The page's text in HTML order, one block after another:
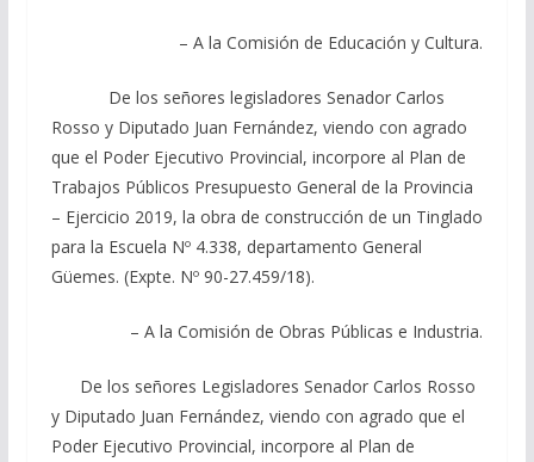
– A la Comisión de Educación y Cultura.
De los señores legisladores Senador Carlos
Rosso y Diputado Juan Fernández, viendo con agrado
que el Poder Ejecutivo Provincial, incorpore al Plan de
Trabajos Públicos Presupuesto General de la Provincia
– Ejercicio 2019, la obra de construcción de un Tinglado
para la Escuela Nº 4.338, departamento General
Güemes. (Expte. Nº 90-27.459/18).
– A la Comisión de Obras Públicas e Industria.
De los señores Legisladores Senador Carlos Rosso
y Diputado Juan Fernández, viendo con agrado que el
Poder Ejecutivo Provincial, incorpore al Plan de